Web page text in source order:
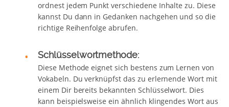
ordnest jedem Punkt verschiedene Inhalte zu. Diese
kannst Du dann in Gedanken nachgehen und so die
richtige Reihenfolge abrufen.
Schlüsselwortmethode:
Diese Methode eignet sich bestens zum Lernen von
Vokabeln. Du verknüpfst das zu erlernende Wort mit
einem Dir bereits bekannten Schlüsselwort. Dies
kann beispielsweise ein ähnlich klingendes Wort aus